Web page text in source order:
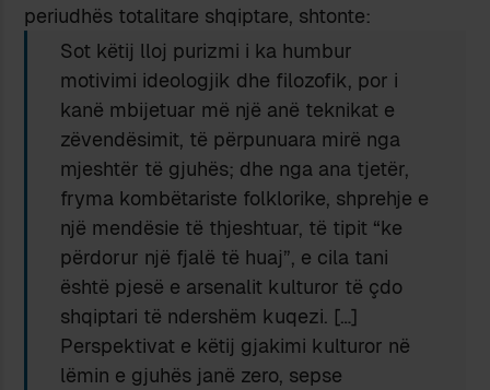
periudhës totalitare shqiptare, shtonte:
Sot këtij lloj purizmi i ka humbur
motivimi ideologjik dhe filozofik, por i
kanë mbijetuar më një anë teknikat e
zëvendësimit, të përpunuara mirë nga
mjeshtër të gjuhës; dhe nga ana tjetër,
fryma kombëtariste folklorike, shprehje e
një mendësie të thjeshtuar, të tipit “ke
përdorur një fjalë të huaj”, e cila tani
është pjesë e arsenalit kulturor të çdo
shqiptari të ndershëm kuqezi. […]
Perspektivat e këtij gjakimi kulturor në
lëmin e gjuhës janë zero, sepse